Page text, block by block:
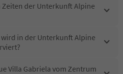
Zeiten der Unterkunft Alpine
in der Unterkunft Alpine
Villa Gabriela vom Zentrum